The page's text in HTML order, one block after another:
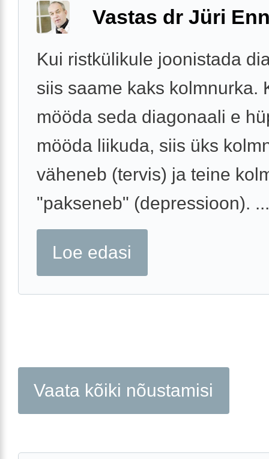
Vastas dr Jüri
Kui ristkülikule joonistada
siis saame kaks kolmnurka.
mööda seda diagonaali e
mööda liikuda, siis üks
väheneb (tervis) ja teine
"pakseneb" (depressioon). ...
Loe edasi
Vaata kõiki nõustamisi